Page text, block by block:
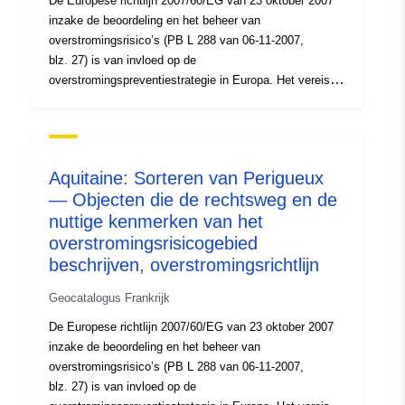
inzake de beoordeling en het beheer van
overstromingsrisico’s (PB L 288 van 06-11-2007,
blz. 27) is van invloed op de
overstromingspreventiestrategie in Europa. Het vereist
overstromingen voor de menselijke gezondheid, het
activiteit te beperken. De doelstellingen en vereisten
voor de tenuitvoerlegging zijn vastgelegd in de wet van
12 juli 2010 inzake een nationaal engagement voor het
milieu (LENE) en het decreet van 2 maart 2011. In dit
verband is het hoofddoel van het in kaart brengen van
overstromings- en overstromingsrisico’s voor IRR’s,
door de kennis over overstromingsblootstelling te
homogeniseren en te objectiveren, bij te dragen tot de
ontwikkeling van overstromingsrisicobeheersplannen
(PGRI’s). Deze dataset wordt gebruikt om
respectievelijk overstromingskaarten en
overstromingsrisicokaarten te produceren, die
Aquitaine: Sorteren van Perigueux
— Objecten die de rechtsweg en de
nuttige kenmerken van het
overstromingsrisicogebied
beschrijven, overstromingsrichtlijn
Geocatalogus Frankrijk
De Europese richtlijn 2007/60/EG van 23 oktober 2007
inzake de beoordeling en het beheer van
overstromingsrisico’s (PB L 288 van 06-11-2007,
blz. 27) is van invloed op de